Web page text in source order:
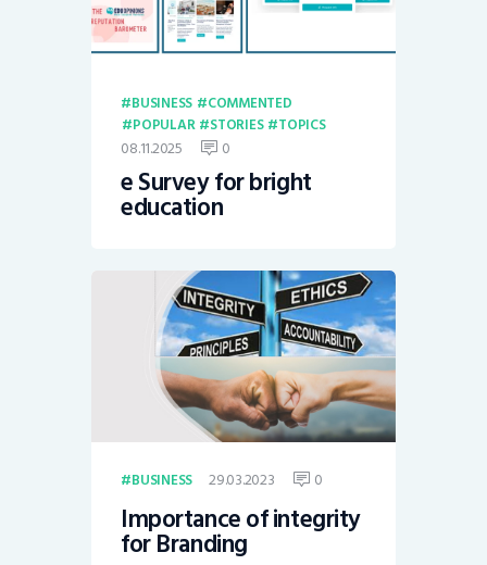
BUSINESS
COMMENTED
POPULAR
STORIES TOPICS
08.11.2025 0
e Survey for bright
education
BUSINESS 29.03.2023 0
Importance of integrity
for Branding